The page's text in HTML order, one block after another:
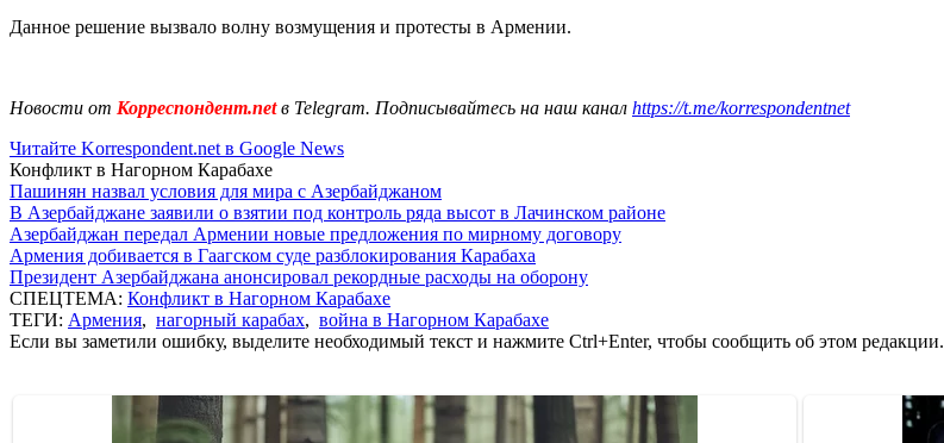
Данное решение вызвало волну возмущения и протесты в Армении.
Новости от Корреспондент.netв Telegram. Подписывайтесь на наш канал https://t.me/korrespondentnet
Читайте Korrespondent.net в Google News
Конфликт в Нагорном Карабахе
Пашинян назвал условия для мира с Азербайджаном
В Азербайджане заявили о взятии под контроль ряда высот в Лачинском районе
Азербайджан передал Армении новые предложения по мирному договору
Армения добивается в Гаагском суде разблокирования Карабаха
Президент Азербайджана анонсировал рекордные расходы на оборону
СПЕЦТЕМА: Конфликт в Нагорном Карабахе
ТЕГИ: Армения, нагорный карабах, война в Нагорном Карабахе
Если вы заметили ошибку, выделите необходимый текст и нажмите Ctrl+Enter, чтобы сообщить об этом редакции.